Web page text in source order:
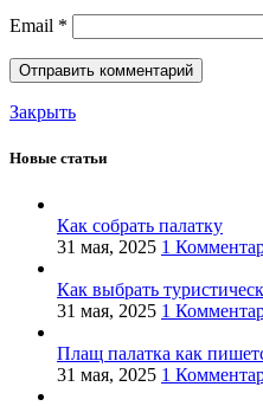
Email *
Закрыть
Новые статьи
Как собрать палатку
31 мая, 2025 1
Как выбрать
31 мая, 2025 1
Плащ палатка как
31 мая, 2025 1